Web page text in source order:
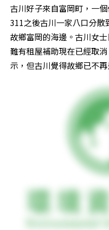
古川好子來自富岡町，一
311之後古川一家八口分
故鄉富岡的海邊。古川女
難有租屋補助現在已經取
示，但古川覺得故鄉已不